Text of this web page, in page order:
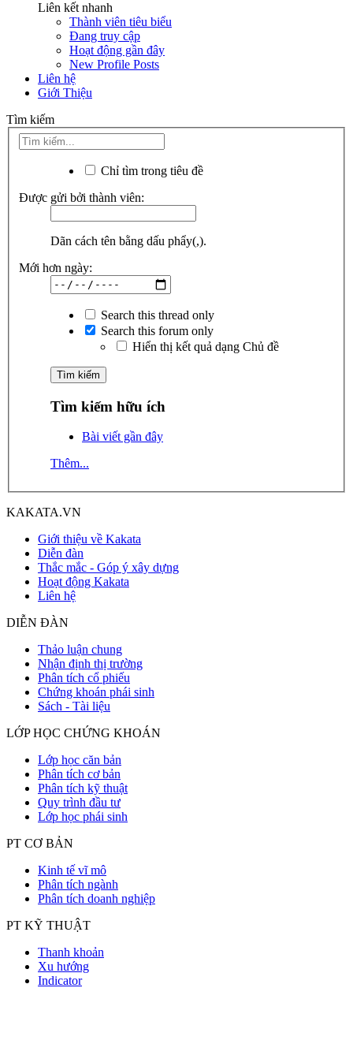
Liên kết nhanh
Thành viên tiêu biểu
Đang truy cập
Hoạt động gần đây
New Profile Posts
Liên hệ
Giới Thiệu
Tìm kiếm
Chỉ tìm trong tiêu đề
Được gửi bởi thành viên:
Dãn cách tên bằng dấu phẩy(,).
Mới hơn ngày:
Search this thread only
Search this forum only
Hiển thị kết quả dạng Chủ đề
Tìm kiếm hữu ích
Bài viết gần đây
Thêm...
KAKATA.VN
Giới thiệu về Kakata
Diễn đàn
Thắc mắc - Góp ý xây dựng
Hoạt động Kakata
Liên hệ
DIỄN ĐÀN
Thảo luận chung
Nhận định thị trường
Phân tích cổ phiếu
Chứng khoán phái sinh
Sách - Tài liệu
LỚP HỌC CHỨNG KHOÁN
Lớp học căn bản
Phân tích cơ bản
Phân tích kỹ thuật
Quy trình đầu tư
Lớp học phái sinh
PT CƠ BẢN
Kinh tế vĩ mô
Phân tích ngành
Phân tích doanh nghiệp
PT KỸ THUẬT
Thanh khoản
Xu hướng
Indicator